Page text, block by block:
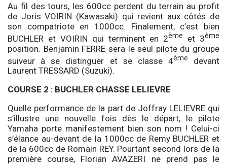
Au fil des tours, les 600cc perdent du terrain au profit
de Joris VOIRIN (Kawasaki) qui revient aux côtés de
son compatriote en 1000cc. Finalement, c’est bien
BUCHLER et VOIRIN qui terminent en 2ème et 3ème
position. Benjamin FERRE sera le seul pilote du groupe
suiveur à se distinguer et se classe 4ème
devant
Laurent TRESSARD (Suzuki).
COURSE 2 : BUCHLER CHASSE LELIEVRE
Quelle performance de la part de Joffray LELIEVRE qui
s’illustre une nouvelle fois dès le départ, le pilote
Yamaha porte manifestement bien son nom ! Celui-ci
s’élance au-devant de la 1000cc de Remy BUCHLER et
de la 600cc de Romain REY. Pourtant second lors de la
première course, Florian AVAZERI ne prend pas le